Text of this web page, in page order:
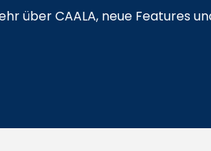
über CAALA, neue Features